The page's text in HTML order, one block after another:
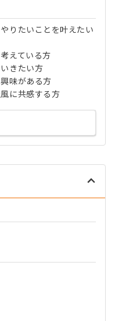
りたいことを叶えたい
えている方
きたい方
味がある方
に共感する方